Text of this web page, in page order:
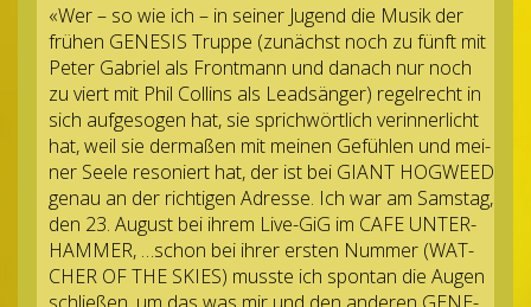
«Wer – so wie ich – in sei­ner Jugend die Musik der
frü­hen GENE­SIS Truppe (zunächst noch zu fünft mit
Peter Gabriel als Front­mann und danach nur noch
zu viert mit Phil Coll­ins als Lead­sän­ger) regel­recht in
sich auf­ge­so­gen hat, sie sprich­wört­lich ver­in­ner­licht
hat, weil sie der­ma­ßen mit mei­nen Gefüh­len und mei­
ner Seele reso­niert hat, der ist bei GIANT HOG­WEED
genau an der rich­ti­gen Adresse. Ich war am Sams­tag,
den 23. August bei ihrem Live-GiG im CAFE UNTER­
HAM­MER, …schon bei ihrer ers­ten Num­mer (WAT­
CHER OF THE SKIES) musste ich spon­tan die Augen